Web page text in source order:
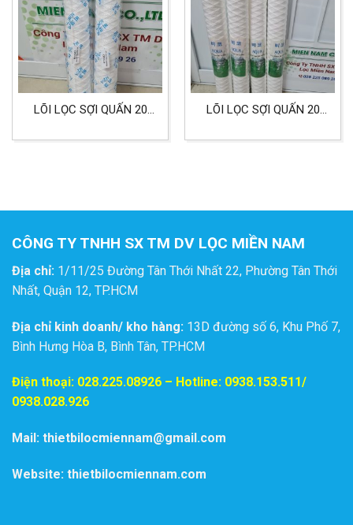
LÕI LỌC SỢI QUẤN 20
CÔNG NGHIỆP HÓA
LÕI LỌC SỢI QUẤN 20
CHO LỌC NƯỚC, HÓA
CÔNG TY TNHH SX TM DV LỌC MIỀN NAM
Địa chỉ: 1/11/25 Đường Tân Thới Nhất 22, Phường Tân Thới
Nhất, Quận 12, TP.HCM
Địa chỉ kinh doanh/ kho hàng: 13D đường số 6, Khu Phố 7,
Bình Hưng Hòa B, Bình Tân, TP.HCM
Điện thoại: 028.225.08926 – Hotline: 0938.153.511/
0938.028.926
Mail: thietbilocmiennam@gmail.com
Website: thietbilocmiennam.com